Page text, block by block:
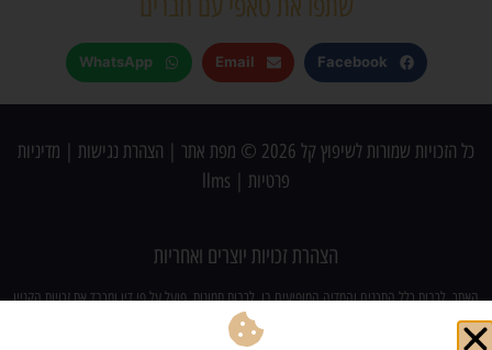
Facebook
Email
WhatsApp
כל הזכויות שמורות לשיפוץ קל 2026 © מפת אתר הצהרת נגישות
מדיניות
פרטיות
llms
הצהרת זכויות יוצרים ואחריות
האתר, לרבות כלל התכנים והמדיה המופיעים בו, לרבות תמונות, פועל על פי דין ומכבד את זכויות הקניין
הרוחני של צדדים שלישיים. מובהר כי ייתכן ובטעות עלה לאתר תוכן (לרבות תמונות) אשר עשוי להוות
הפרה לכאורה של זכויות יוצרים. מובהר ומוסכם כי למפעילי האתר לא תהיה כל אחריות ישירה או